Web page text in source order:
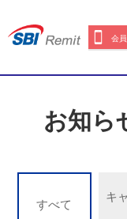
会
お知ら
すべて
キ